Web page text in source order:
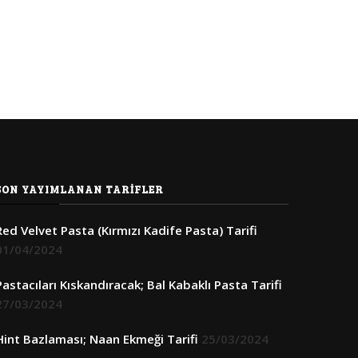
YAYIMLANAN TARIFLER
Velvet Pasta (Kırmızı Kadife Pasta) Tarifi
04/2024
Kıskandıracak; Bal Kabaklı Pasta Tarifi
03/2024
Bazlaması; Naan Ekmeği Tarifi 25/03/2024